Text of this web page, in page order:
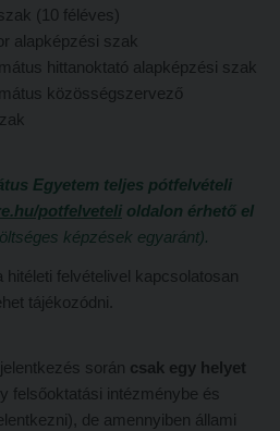
(10 féléves)
alapképzési szak
hittanoktató alapképzési szak
közösségszervező
Egyetem teljes pótfelvételi
potfelveteli oldalon érhető el
képzések egyaránt).
felvételivel kapcsolatosan
tájékozódni.
során csak egy helyet
felsőoktatási intézménybe és
de amennyiben állami